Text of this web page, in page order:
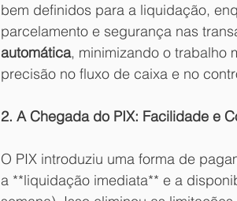
bem definidos para a liquidação,
parcelamento e segurança nas
automática, minimizando o trabalho
precisão no fluxo de caixa e no
2. A Chegada do PIX: Facilidade e
O PIX introduziu uma forma de
a **liquidação imediata** e a